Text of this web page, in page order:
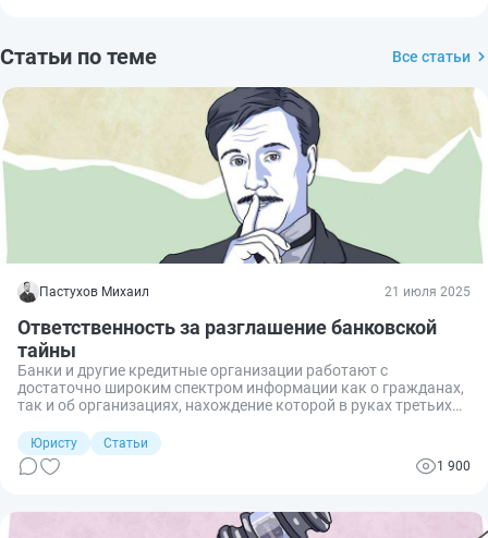
Статьи по теме Все статьи
Пастухов Михаил 21 июля 2025
Ответственность за разглашение банковской
тайны
Банки и другие кредитные организации работают с
достаточно широким спектром информации как о гражданах,
так и об организациях, нахождение которой в руках третьих
последствиям для субъектов таких сведений. Но если утечка
произойдет в результате виновных действий банка и его
сотрудников, то они не останутся в стороне, поскольку закон
несанкционированное разглашение. Рассмотрим подробнее,
какая бывает ответственность за разглашение банковской
Юристу
Статьи
1 900